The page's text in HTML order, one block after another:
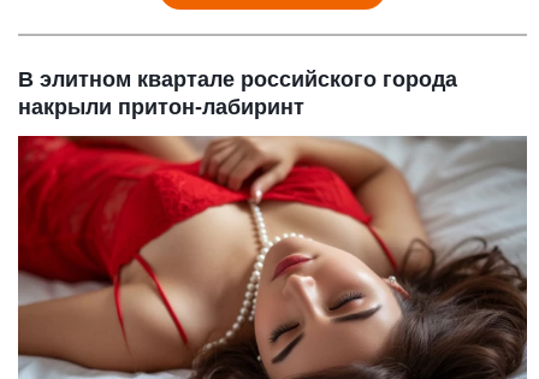
В элитном квартале российского города
накрыли притон-лабиринт